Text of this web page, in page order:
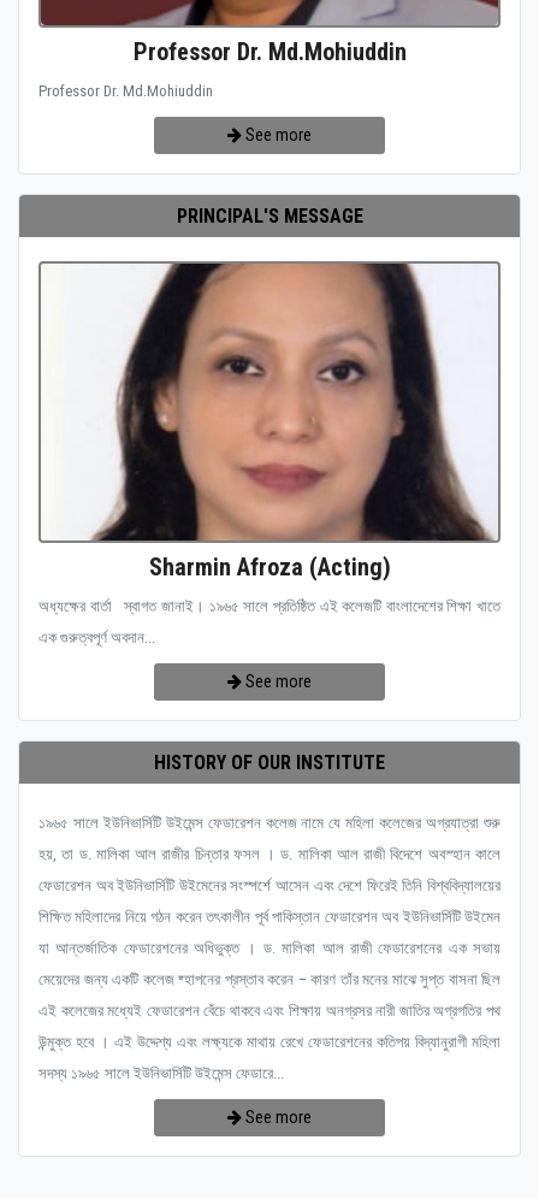
Professor Dr. Md.Mohiuddin
Professor Dr. Md.Mohiuddin
See more
PRINCIPAL'S MESSAGE
Sharmin Afroza (Acting)
অধ্যক্ষের বার্তা স্বাগত জানাই। ১৯৬৫ সালে প্রতিষ্ঠিত এই কলেজটি বাংলাদেশের শিক্ষা খাতে
এক গুরুত্বপূর্ণ অবদান...
See more
HISTORY OF OUR INSTITUTE
১৯৬৫ সালে ইউনিভার্সিটি উইমেন্স ফেডারেশন কলেজ নামে যে মহিলা কলেজের অগ্রযাত্রা শুরু
হয়, তা ড. মালিকা আল রাজীর চিন্তার ফসল । ড. মালিকা আল রাজী বিদেশে অবস্হান কালে
ফেডারেশন অব ইউনিভার্সিটি উইমেনের সংস্পর্শে আসেন এবং দেশে ফিরেই তিনি বিশ্ববিদ্যালয়ের
শিক্ষিত মহিলাদের নিয়ে গঠন করেন তৎকালীন পূর্ব পাকিস্তান ফেডারেশন অব ইউনিভার্সিটি উইমেন
যা আন্তর্জাতিক ফেডারেশনের অধিভুক্ত । ড. মালিকা আল রাজী ফেডারেশনের এক সভায়
মেয়েদের জন্য একটি কলেজ ষ্হাপনের প্রস্তাব করেন – কারণ তাঁর মনের মাঝে সুপ্ত বাসনা ছিল
এই কলেজের মধ্যেই ফেডারেশন বেঁচে থাকবে এবং শিক্ষায় অনগ্রসর নারী জাতির অগ্রগতির পথ
উন্মুক্ত হবে । এই উদ্দেশ্য এবং লক্ষ্যকে মাথায় রেখে ফেডারেশনের কতিপয় বিদ্যানুরাগী মহিলা
সদস্য ১৯৬৫ সালে ইউনিভার্সিটি উইমেন্স ফেডারে...
See more